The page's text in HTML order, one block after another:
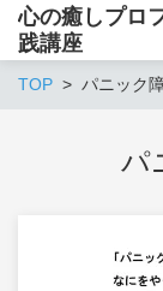
心の癒しプロ
践講座
TOP パニック
パ